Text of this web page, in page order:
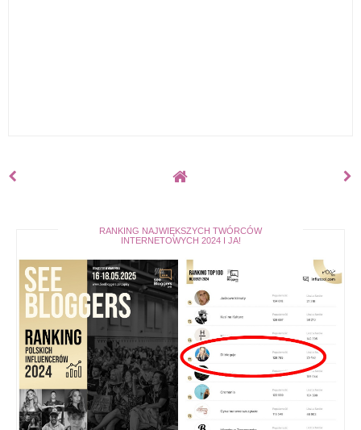
RANKING NAJWIĘKSZYCH TWÓRCÓW
INTERNETOWYCH 2024 I JA!